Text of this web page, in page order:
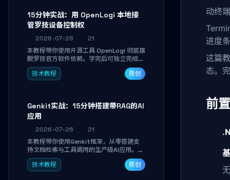
15分钟实战：用 OpenLogi 本地接
管罗技设备控制权
2026-07-28
21
本教程带你使用开源工具 OpenLogi 彻底摆
脱罗技官方软件依赖。学完后可独立完成设
备识别、按键重映射、DPI曲线配置与
SmartShift调节，实现完全离线控制，保
技术教程 原创
Genkit实战：15分钟搭建带RAG的AI
应用
2026-07-26
21
本教程带你使用Genkit框架，从零搭建支
持文档检索与工具调用的生产级AI应用。通
过环境配置、核心代码编写与调试避坑指
南，学完即可掌握多模型切换、RAG管道构
技术教程 原创
动终
进度
这篇
态。
前